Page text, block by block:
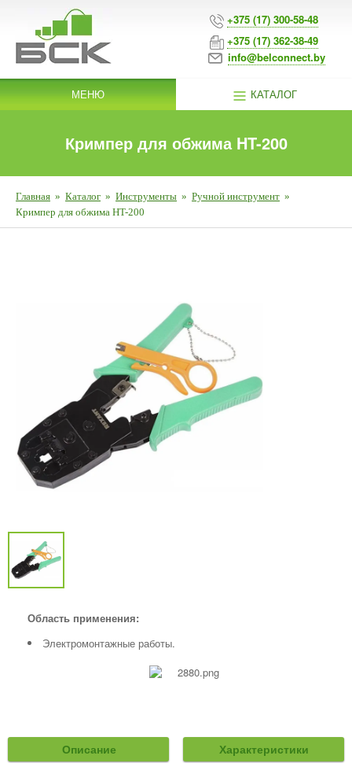
+375 (17) 300-58-48
+375 (17) 362-38-49
info@belconnect.by
МЕНЮ КАТАЛОГ
Кримпер для обжима HT-200
Главная » Каталог » Инструменты » Ручной инструмент »
Кримпер для обжима HT-200
Область применения:
Электромонтажные работы.
Описание Характеристики